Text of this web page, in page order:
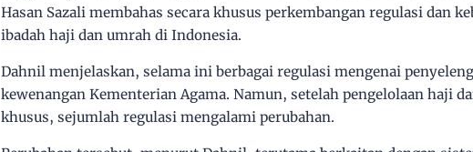
Hasan Sazali membahas secara khusus perkembangan regulasi dan
ibadah haji dan umrah di Indonesia.
Dahnil menjelaskan, selama ini berbagai regulasi mengenai
kewenangan Kementerian Agama. Namun, setelah pengelolaan haji
khusus, sejumlah regulasi mengalami perubahan.